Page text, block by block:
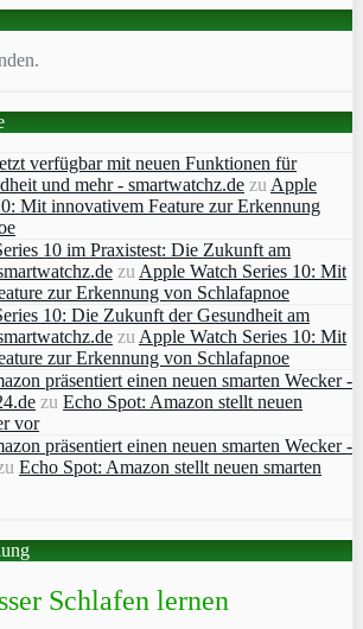
verfügbar mit neuen Funktionen für
und mehr - smartwatchz.de zu Apple
Mit innovativem Feature zur Erkennung
10 im Praxistest: Die Zukunft am
zu Apple Watch Series 10: Mit
zur Erkennung von Schlafapnoe
10: Die Zukunft der Gesundheit am
zu Apple Watch Series 10: Mit
zur Erkennung von Schlafapnoe
präsentiert einen neuen smarten Wecker -
zu Echo Spot: Amazon stellt neuen
vor
präsentiert einen neuen smarten Wecker -
Echo Spot: Amazon stellt neuen smarten
Schlafen lernen